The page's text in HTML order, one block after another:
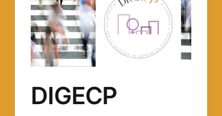
DIGECP